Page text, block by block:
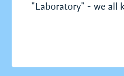
"Laboratory" - we all